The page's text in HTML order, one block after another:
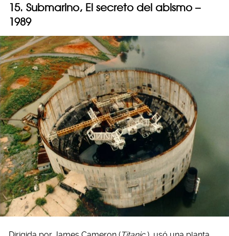
15. Submarino, El secreto del abismo –
1989